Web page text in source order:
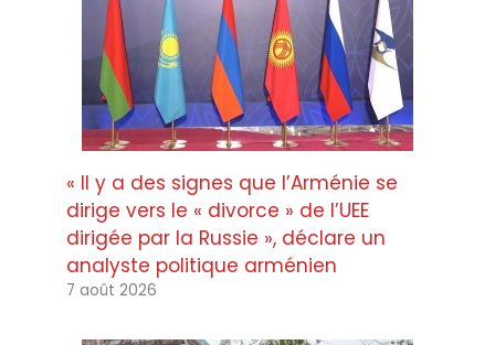
« Il y a des signes que l’Arménie se
dirige vers le « divorce » de l’UEE
dirigée par la Russie », déclare un
analyste politique arménien
7 août 2026